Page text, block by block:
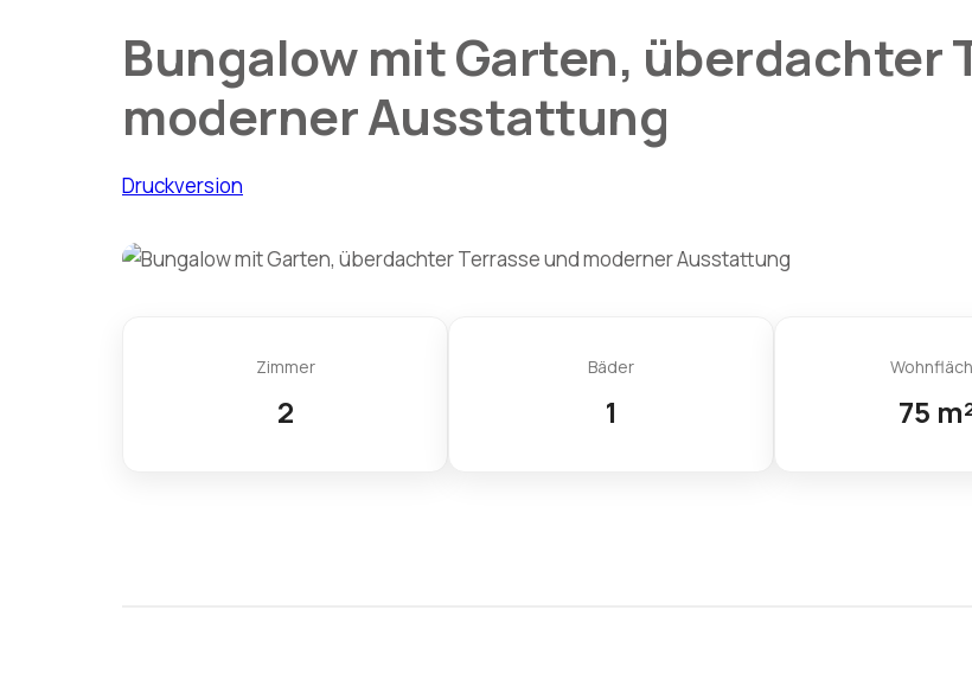
Bungalow mit Garten, überdachter
moderner Ausstattung
Druckversion
Zimmer
2
Bäder
1 75